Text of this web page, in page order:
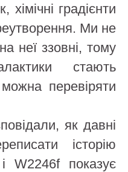
градієнти
Ми не
неї ззовні, тому
стають
перевіряти
як давні
історію
W2246f показує